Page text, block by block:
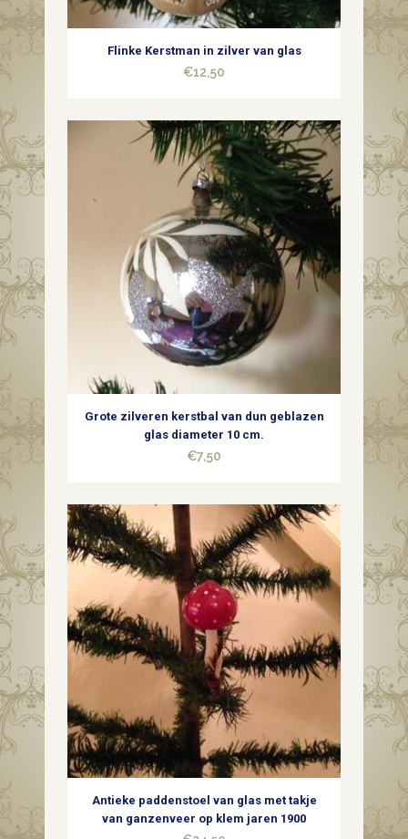
Flinke Kerstman in zilver van glas
€12,50
Grote zilveren kerstbal van dun geblazen
glas diameter 10 cm.
€7,50
Antieke paddenstoel van glas met takje
van ganzenveer op klem jaren 1900